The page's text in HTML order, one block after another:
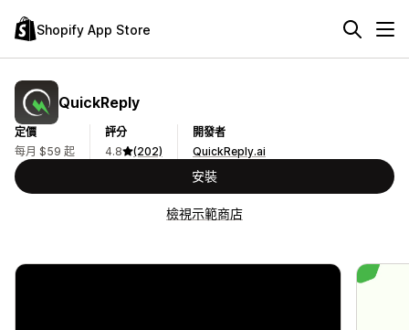
Shopify App Store
QuickReply
定價
每月 $59 起
評分
4.8
(202)
開發者
QuickReply.ai
安裝
檢視示範商店